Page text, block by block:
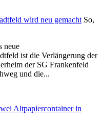
wird neu gemacht So,
neue
ist die Verlängerung der
der SG Frankenfeld
und die...
Altpapiercontainer in